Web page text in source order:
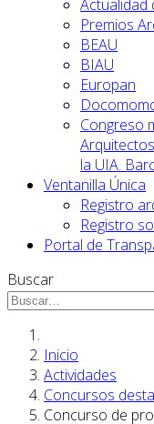
Actualidad
Premios
BEAU
BIAU
Europan
Congreso
la UIA.
Ventanilla Única
Registro
Registro
Portal de
Buscar
Inicio
Actividades
Concursos
Concurso de